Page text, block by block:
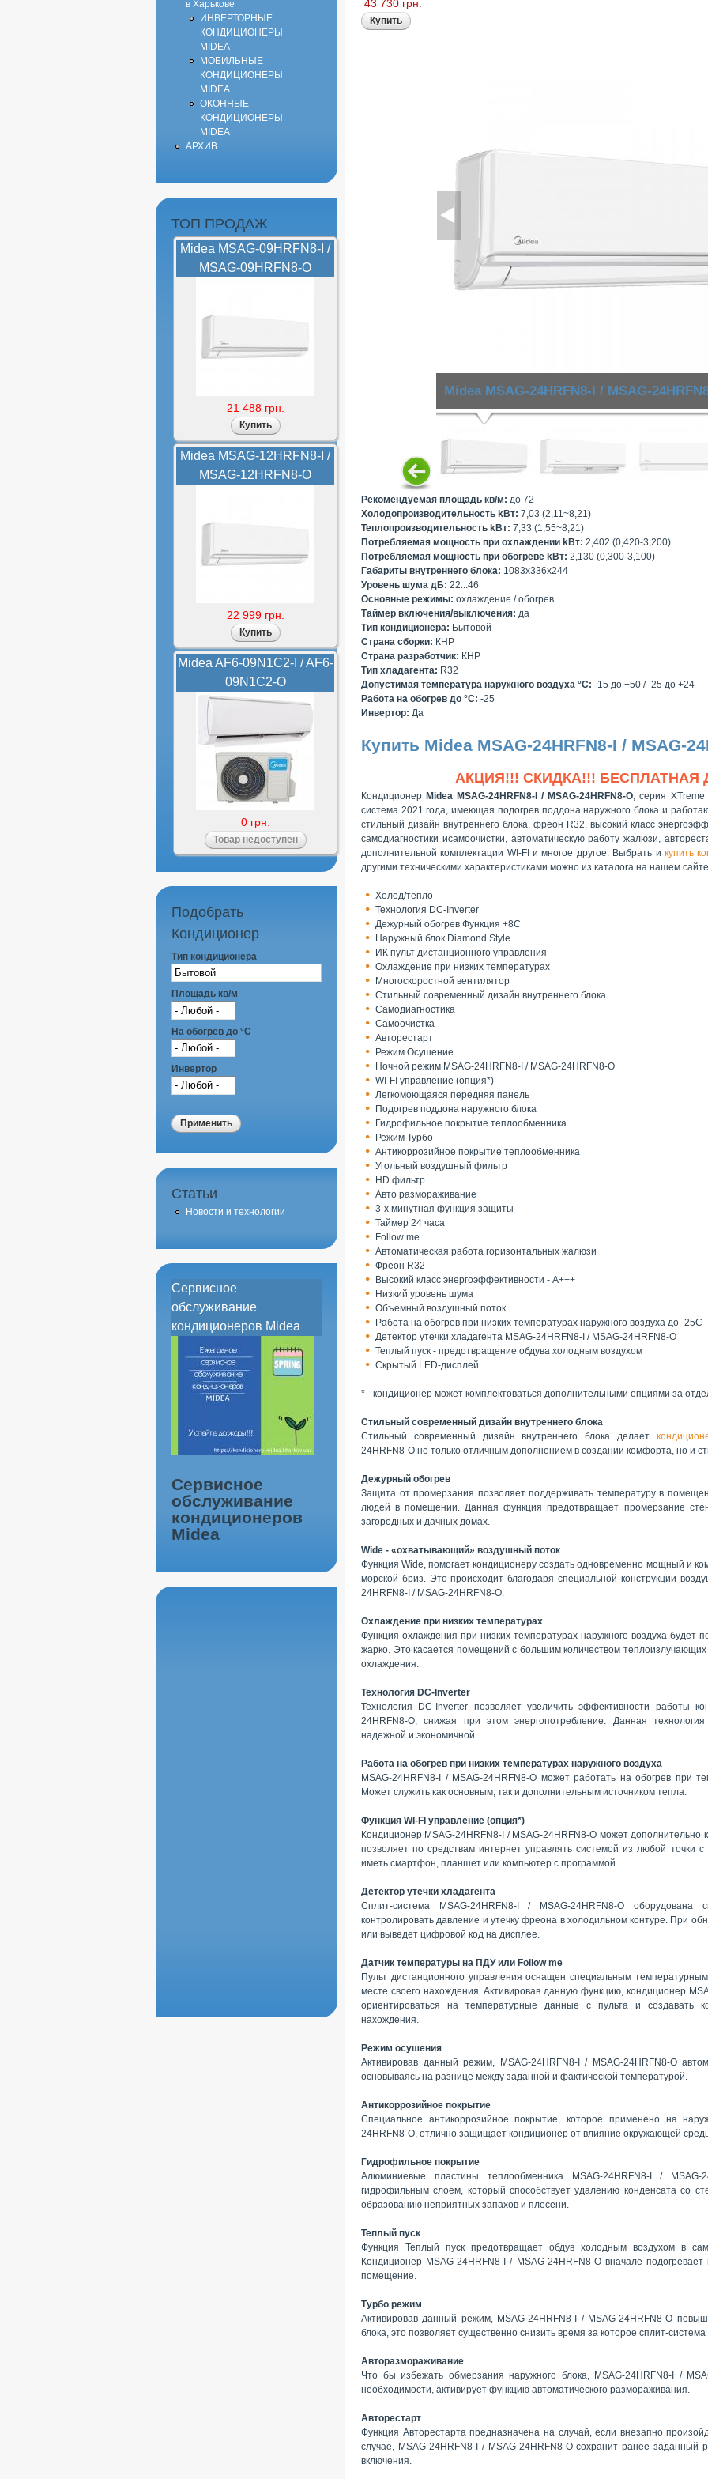
43 730 грн.
Midea MSAG-24HRFN8-I / MSAG-
Рекомендуемая площадь кв/м: до 72
Холодопроизводительность kВт: 7,03 (2,11~8,21)
Теплопроизводительность kВт: 7,33 (1,55~8,21)
Потребляемая мощность при охлаждении kВт: 2,402 (0,420-3,200)
Потребляемая мощность при обогреве kВт: 2,130 (0,300-3,100)
Габариты внутреннего блока: 1083х336х244
Уровень шума дБ: 22...46
Основные режимы: охлаждение / обогрев
Таймер включения/выключения: да
Тип кондиционера: Бытовой
Страна сборки: КНР
Страна разработчик: КНР
Тип хладагента: R32
Допустимая температура наружного воздуха °С: -15 до +50 / -25 до +24
Работа на обогрев до °С: -25
Инвертор: Да
Купить Midea MSAG-24HRFN8-I / MSAG-
АКЦИЯ!!! СКИДКА!!! БЕСПЛАТНАЯ
Кондиционер Midea MSAG-24HRFN8-I / MSAG-24HRFN8-O, серия
система 2021 года, имеющая подогрев поддона наружного блока и
стильный дизайн внутреннего блока, фреон R32, высокий класс
самодиагностики исамоочистки, автоматическую работу жалюзи,
дополнительной комплектации WI-FI и многое другое. Выбрать и купить
другими техническими характеристиками можно из каталога на нашем
Холод/тепло
Технология DC-Inverter
Дежурный обогрев Функция +8С
Наружный блок Diamond Style
ИК пульт дистанционного управления
Охлаждение при низких температурах
Многоскоростной вентилятор
Стильный современный дизайн внутреннего блока
Самодиагностика
Самоочистка
Авторестарт
Режим Осушение
Ночной режим MSAG-24HRFN8-I / MSAG-24HRFN8-O
WI-FI управление (опция*)
Легкомоющаяся передняя панель
Подогрев поддона наружного блока
Гидрофильное покрытие теплообменника
Режим Турбо
Антикоррозийное покрытие теплообменника
Угольный воздушный фильтр
HD фильтр
Авто размораживание
3-х минутная функция защиты
Таймер 24 часа
Follow me
Автоматическая работа горизонтальных жалюзи
Фреон R32
Высокий класс энергоэффективности - А+++
Низкий уровень шума
Объемный воздушный поток
Работа на обогрев при низких температурах наружного воздуха до -25С
Детектор утечки хладагента MSAG-24HRFN8-I / MSAG-24HRFN8-O
Теплый пуск - предотвращение обдува холодным воздухом
Скрытый LED-дисплей
* - кондиционер может комплектоваться дополнительными опциями за
Стильный современный дизайн внутреннего блока
Стильный современный дизайн внутреннего блока делает
24HRFN8-O не только отличным дополнением в создании комфорта, но и
Дежурный обогрев
Защита от промерзания позволяет поддерживать температуру в
людей в помещении. Данная функция предотвращает промерзание
загородных и дачных домах.
Wide - «охватывающий» воздушный поток
Функция Wide, помогает кондиционеру создать одновременно мощный и
морской бриз. Это происходит благодаря специальной конструкции
24HRFN8-I / MSAG-24HRFN8-O.
Охлаждение при низких температурах
Функция охлаждения при низких температурах наружного воздуха будет
жарко. Это касается помещений с большим количеством
охлаждения.
Технология DC-Inverter
Технология DC-Inverter позволяет увеличить эффективности работы
24HRFN8-O, снижая при этом энергопотребление. Данная
надежной и экономичной.
Работа на обогрев при низких температурах наружного воздуха
MSAG-24HRFN8-I / MSAG-24HRFN8-O может работать на обогрев при
Может служить как основным, так и дополнительным источником тепла.
Функция WI-FI управление (опция*)
Кондиционер MSAG-24HRFN8-I / MSAG-24HRFN8-O может дополнительно
позволяет по средствам интернет управлять системой из любой точки
иметь смартфон, планшет или компьютер с программой.
Детектор утечки хладагента
Сплит-система MSAG-24HRFN8-I / MSAG-24HRFN8-O оборудована
контролировать давление и утечку фреона в холодильном контуре. При
или выведет цифровой код на дисплее.
Датчик температуры на ПДУ или Follow me
Пульт дистанционного управления оснащен специальным
месте своего нахождения. Активировав данную функцию, кондиционер
ориентироваться на температурные данные с пульта и создавать
нахождения.
Режим осушения
Активировав данный режим, MSAG-24HRFN8-I / MSAG-24HRFN8-O
основываясь на разнице между заданной и фактической температурой.
Антикоррозийное покрытие
Специальное антикоррозийное покрытие, которое применено на
24HRFN8-O, отлично защищает кондиционер от влияние окружающей
Гидрофильное покрытие
Алюминиевые пластины теплообменника MSAG-24HRFN8-I / MSAG-
гидрофильным слоем, который способствует удалению конденсата со
образованию неприятных запахов и плесени.
Теплый пуск
Функция Теплый пуск предотвращает обдув холодным воздухом в
Кондиционер MSAG-24HRFN8-I / MSAG-24HRFN8-O вначале
помещение.
Турбо режим
Активировав данный режим, MSAG-24HRFN8-I / MSAG-24HRFN8-O
блока, это позволяет существенно снизить время за которое сплит-
Авторазмораживание
Что бы избежать обмерзания наружного блока, MSAG-24HRFN8-I /
необходимости, активирует функцию автоматического размораживания.
Авторестарт
Функция Авторестарта предназначена на случай, если внезапно
случае, MSAG-24HRFN8-I / MSAG-24HRFN8-O сохранит ранее
включения.
в Харькове
ИНВЕРТОРНЫЕ
КОНДИЦИОНЕРЫ
MIDEA
МОБИЛЬНЫЕ
КОНДИЦИОНЕРЫ
MIDEA
ОКОННЫЕ
КОНДИЦИОНЕРЫ
MIDEA
АРХИВ
ТОП ПРОДАЖ
Midea MSAG-09HRFN8-I /
MSAG-09HRFN8-O
21 488 грн.
Midea MSAG-12HRFN8-I /
MSAG-12HRFN8-O
22 999 грн.
Midea AF6-09N1C2-I / AF6-
09N1C2-O
0 грн.
Подобрать
Кондиционер
Тип кондиционера
Площадь кв/м
На обогрев до °С
Инвертор
Статьи
Новости и технологии
Сервисное
обслуживание
кондиционеров Midea
Сервисное
обслуживание
кондиционеров
Midea